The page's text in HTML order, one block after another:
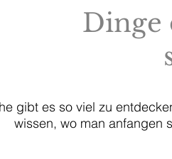
Dinge
gibt es so viel zu
wissen, wo man anfangen